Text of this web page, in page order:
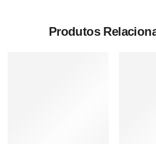
Produtos